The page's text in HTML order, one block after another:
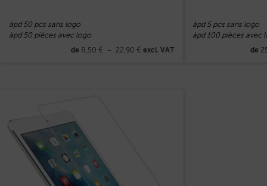
àpd 50 pcs sans logo
àpd 50 pièces avec logo
de 8,50 € – 22,90 € excl. VAT
àpd 5 pcs sans logo
àpd 100 pièces avec
de